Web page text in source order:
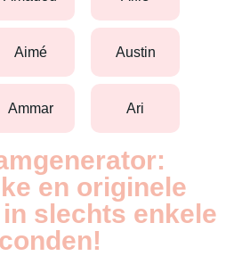
aimé austin
ammar ari
en originele
slechts enkele